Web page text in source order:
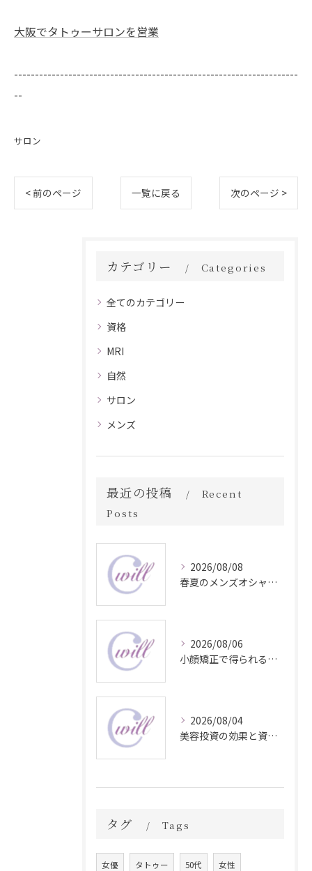
大阪でタトゥーサロンを営業
--------------------------------------------------------------------
--
サロン
< 前のページ 一覧に戻る 次のページ >
カテゴリー Categories
全てのカテゴリー
資格
MRI
自然
サロン
メンズ
最近の投稿
Recent
Posts
2026/08/08
春夏のメンズオシャレ最前線スタイル
2026/08/06
小顔矯正で得られる顔変化の科学的効果
2026/08/04
美容投資の効果と資産価値の解説
タグ Tags
女優 タトゥー 50代 女性